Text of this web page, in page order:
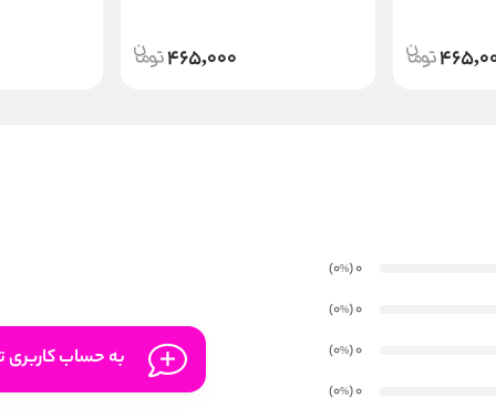
465,000
0
(0
%
)
0
(0
%
)
0
(0
%
)
0
(0
%
)
به حساب کاربری